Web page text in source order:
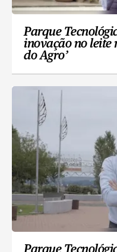
Parque
inovação no leite
do Agro’